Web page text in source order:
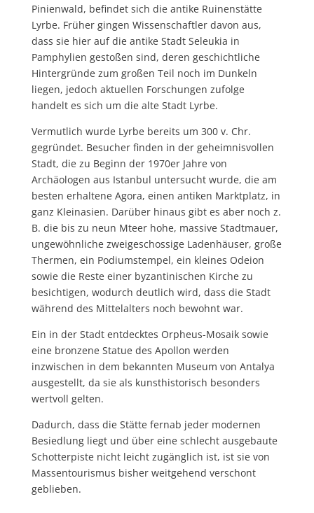
Pinienwald, befindet sich die antike Ruinenstätte
Lyrbe. Früher gingen Wissenschaftler davon aus,
dass sie hier auf die antike Stadt Seleukia in
Pamphylien gestoßen sind, deren geschichtliche
Hintergründe zum großen Teil noch im Dunkeln
liegen, jedoch aktuellen Forschungen zufolge
handelt es sich um die alte Stadt Lyrbe.
Vermutlich wurde Lyrbe bereits um 300 v. Chr.
gegründet. Besucher finden in der geheimnisvollen
Stadt, die zu Beginn der 1970er Jahre von
Archäologen aus Istanbul untersucht wurde, die am
besten erhaltene Agora, einen antiken Marktplatz, in
ganz Kleinasien. Darüber hinaus gibt es aber noch z.
B. die bis zu neun Mteer hohe, massive Stadtmauer,
ungewöhnliche zweigeschossige Ladenhäuser, große
Thermen, ein Podiumstempel, ein kleines Odeion
sowie die Reste einer byzantinischen Kirche zu
besichtigen, wodurch deutlich wird, dass die Stadt
während des Mittelalters noch bewohnt war.
Ein in der Stadt entdecktes Orpheus-Mosaik sowie
eine bronzene Statue des Apollon werden
inzwischen in dem bekannten Museum von Antalya
ausgestellt, da sie als kunsthistorisch besonders
wertvoll gelten.
Dadurch, dass die Stätte fernab jeder modernen
Besiedlung liegt und über eine schlecht ausgebaute
Schotterpiste nicht leicht zugänglich ist, ist sie von
Massentourismus bisher weitgehend verschont
geblieben.